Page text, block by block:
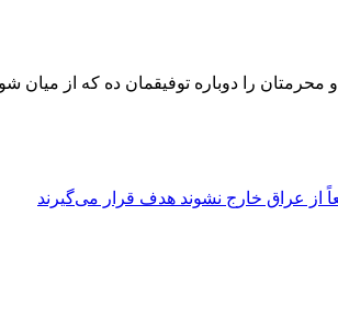
و محرمتان را دوباره توفیقمان ده که از
از عراق خارج نشوند هدف قرار می‌گیرند